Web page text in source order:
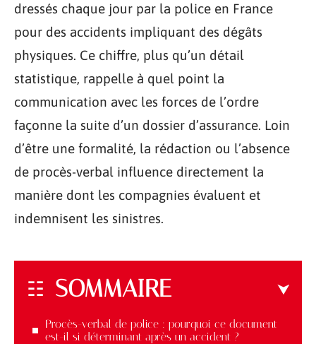
dressés chaque jour par la police en France
pour des accidents impliquant des dégâts
physiques. Ce chiffre, plus qu’un détail
statistique, rappelle à quel point la
communication avec les forces de l’ordre
façonne la suite d’un dossier d’assurance. Loin
d’être une formalité, la rédaction ou l’absence
de procès-verbal influence directement la
manière dont les compagnies évaluent et
indemnisent les sinistres.
SOMMAIRE
Procès-verbal de police : pourquoi ce document
est-il si déterminant après un accident ?